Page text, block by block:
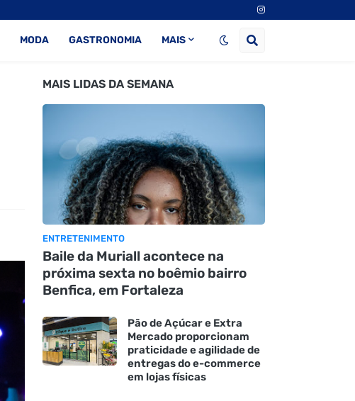
MODA GASTRONOMIA MAIS
MAIS LIDAS DA SEMANA
ENTRETENIMENTO
Baile da Muriall acontece na
próxima sexta no boêmio bairro
Benfica, em Fortaleza
Pão de Açúcar e Extra
Mercado proporcionam
praticidade e agilidade de
entregas do e-commerce
em lojas físicas